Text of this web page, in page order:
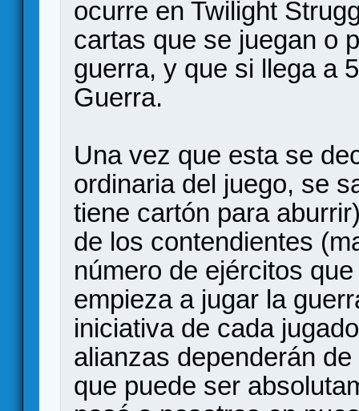
ocurre en Twilight
cartas que se juegan o
guerra, y que si llega a
Guerra.
Una vez que esta se
ordinaria del juego, se
tiene cartón para
de los contendientes
número de ejércitos
empieza a jugar la
iniciativa de cada
alianzas dependerán
que puede ser